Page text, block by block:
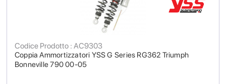
Coppia Ammortizzatori YSS G Series RG362 Triumph
Bonneville 790 00-05
Codice Prodotto : AC9303